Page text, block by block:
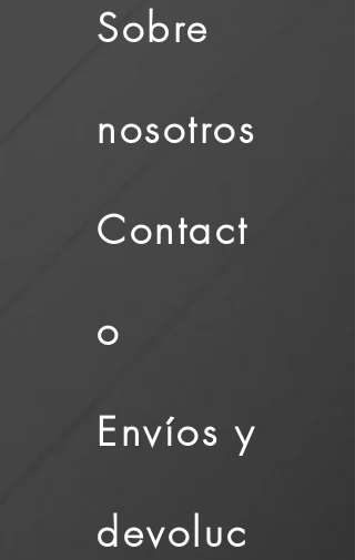
Sobre
nosotros
Contact
o
Envíos y
devoluc